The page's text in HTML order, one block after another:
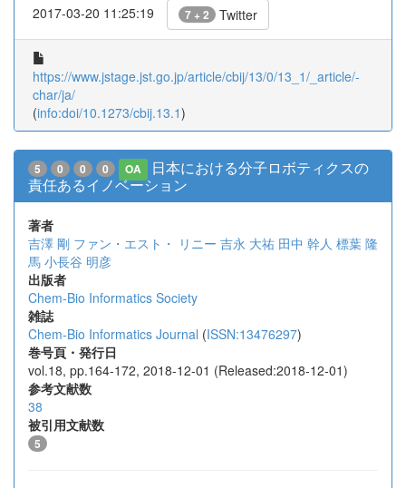
2017-03-20 11:25:19 7 + 2 Twitter
https://www.jstage.jst.go.jp/article/cbij/13/0/13_1/_article/-
char/ja/
(info:doi/10.1273/cbij.13.1)
5 0 0 0 OA
日本における分子ロボティクスの
責任あるイノベーション
著者
吉澤 剛 ファン・エスト・ リニー 吉永 大祐 田中 幹人 標葉 隆
馬 小長谷 明彦
出版者
Chem-Bio Informatics Society
雑誌
Chem-Bio Informatics Journal (ISSN:13476297)
巻号頁・発行日
vol.18, pp.164-172, 2018-12-01 (Released:2018-12-01)
参考文献数
38
被引用文献数
5